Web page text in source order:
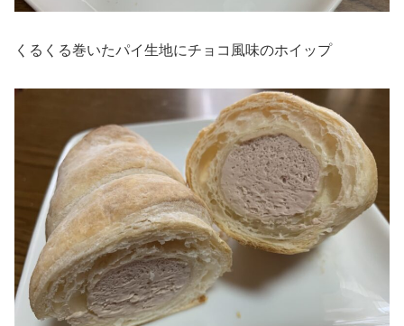
くるくる巻いたパイ生地にチョコ風味のホイップ